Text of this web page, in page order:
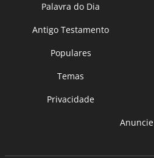
Palavra do Dia
Antigo Testamento
Populares
Temas
Privacidade
Anuncie